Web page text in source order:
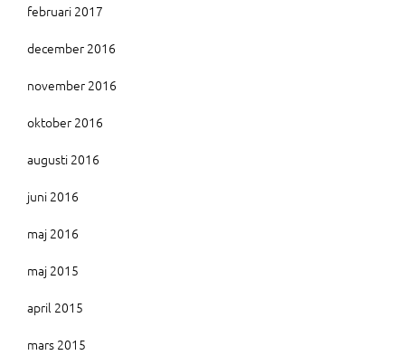
februari 2017
december 2016
november 2016
oktober 2016
augusti 2016
juni 2016
maj 2016
maj 2015
april 2015
mars 2015